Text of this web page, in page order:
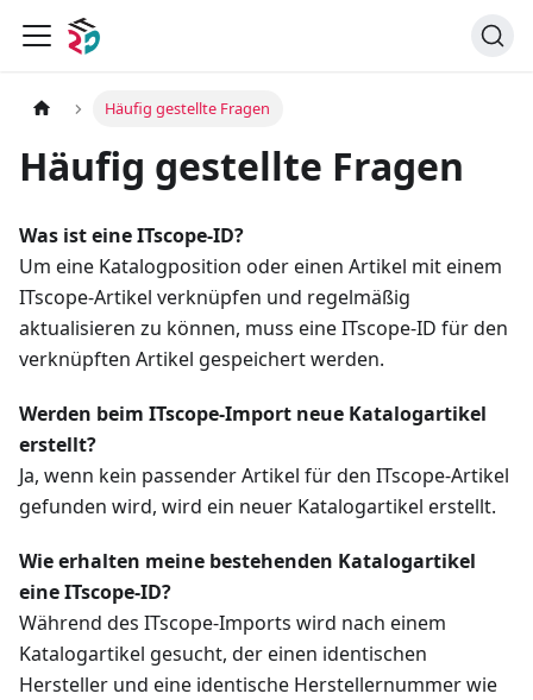
Häufig gestellte Fragen
Häufig gestellte Fragen
Was ist eine ITscope-ID?
Um eine Katalogposition oder einen Artikel mit einem
ITscope-Artikel verknüpfen und regelmäßig
aktualisieren zu können, muss eine ITscope-ID für den
verknüpften Artikel gespeichert werden.
Werden beim ITscope-Import neue Katalogartikel
erstellt?
Ja, wenn kein passender Artikel für den ITscope-Artikel
gefunden wird, wird ein neuer Katalogartikel erstellt.
Wie erhalten meine bestehenden Katalogartikel
eine ITscope-ID?
Während des ITscope-Imports wird nach einem
Katalogartikel gesucht, der einen identischen
Hersteller und eine identische Herstellernummer wie